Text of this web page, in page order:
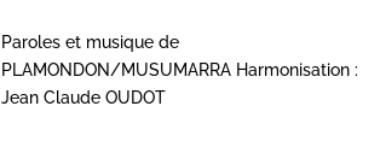
Paroles et musique de
PLAMONDON/MUSUMARRA Harmonisation :
Jean Claude OUDOT